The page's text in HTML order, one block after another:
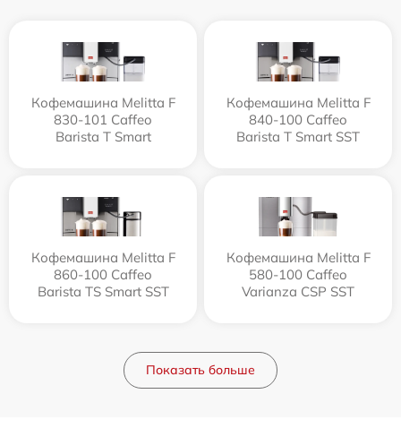
Кофемашина Melitta F
830-101 Caffeo
Barista T Smart
Кофемашина Melitta F
840-100 Caffeo
Barista T Smart SST
Кофемашина Melitta F
860-100 Caffeo
Barista TS Smart SST
Кофемашина Melitta F
580-100 Caffeo
Varianza CSP SST
Показать больше